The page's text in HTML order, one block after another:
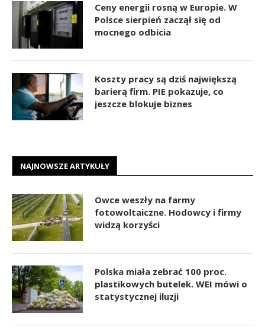
Ceny energii rosną w Europie. W
Polsce sierpień zaczął się od
mocnego odbicia
Koszty pracy są dziś największą
barierą firm. PIE pokazuje, co
jeszcze blokuje biznes
NAJNOWSZE ARTYKUŁY
Owce weszły na farmy
fotowoltaiczne. Hodowcy i firmy
widzą korzyści
Polska miała zebrać 100 proc.
plastikowych butelek. WEI mówi o
statystycznej iluzji